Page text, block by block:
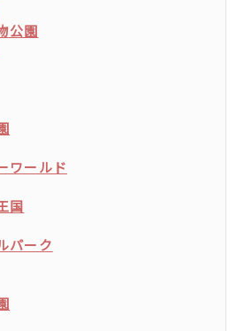
公園
ワールド
国
パーク